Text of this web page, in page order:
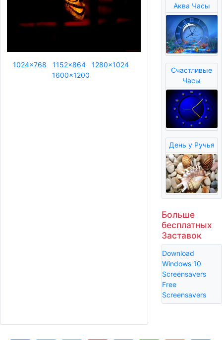
1024x768 1152x864
1280x1024
1600x1200
Аква Часы
Счастливые
Часы
День у Ручья
Больше
бесплатных
Заставок
Download
Windows 10
Screensavers
Free
Screensavers